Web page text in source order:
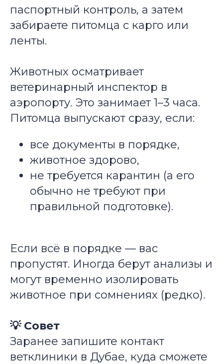
паспортный контроль, а затем
забираете питомца с карго или
ленты.
Животных осматривает
ветеринарный инспектор в
аэропорту. Это занимает 1–3 часа.
Питомца выпускают сразу, если:
все документы в порядке,
животное здорово,
не требуется карантин (а его
обычно не требуют при
правильной подготовке).
Если всё в порядке — вас
пропустят. Иногда берут анализы и
могут временно изолировать
животное при сомнениях (редко).
💡 Совет
Заранее запишите контакт
ветклиники в Дубае, куда сможете